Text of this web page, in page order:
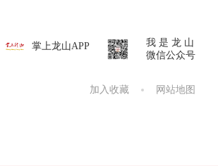
掌上龙山APP
我 是 龙 山
微信公众号
加入收藏 网站地图